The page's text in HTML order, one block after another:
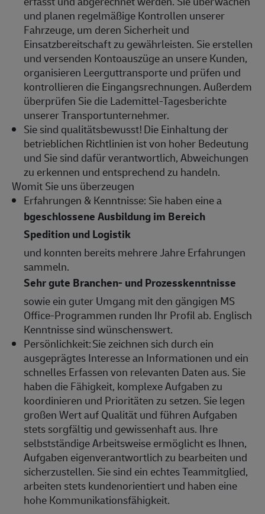
und planen regelmäßige Kontrollen unserer
Fahrzeuge, um deren Sicherheit und
Einsatzbereitschaft zu gewährleisten. Sie erstellen
und versenden Kontoauszüge an unsere Kunden,
organisieren Leerguttransporte und prüfen und
kontrollieren die Eingangsrechnungen. Außerdem
überprüfen Sie die Lademittel-Tagesberichte
unserer Transportunternehmer.
Sie sind qualitätsbewusst!Die Einhaltung der
betrieblichen Richtlinien ist von hoher Bedeutung
und Sie sind dafür verantwortlich, Abweichungen
zu erkennen und entsprechend zu handeln.
Womit Sie uns überzeugen
Erfahrungen & Kenntnisse: Sie haben eine a
bgeschlossene Ausbildung im Bereich
Spedition und Logistik
und konnten bereits mehrere Jahre Erfahrungen
sammeln.
Sehr gute Branchen- und Prozesskenntnisse
sowie ein guter Umgang mit den gängigen MS
Office-Programmen runden Ihr Profil ab. Englisch
Kenntnisse sind wünschenswert.
Persönlichkeit:Sie zeichnen sich durch ein
ausgeprägtes Interesse an Informationen und ein
schnelles Erfassen von relevanten Daten aus. Sie
haben die Fähigkeit, komplexe Aufgaben zu
koordinieren und Prioritäten zu setzen. Sie legen
großen Wert auf Qualität und führen Aufgaben
stets sorgfältig und gewissenhaft aus. Ihre
selbstständige Arbeitsweise ermöglicht es Ihnen,
Aufgaben eigenverantwortlich zu bearbeiten und
sicherzustellen. Sie sind ein echtes Teammitglied,
arbeiten stets kundenorientiert und haben eine
hohe Kommunikationsfähigkeit.